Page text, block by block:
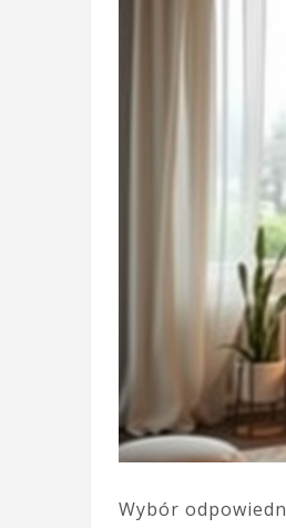
Wybór